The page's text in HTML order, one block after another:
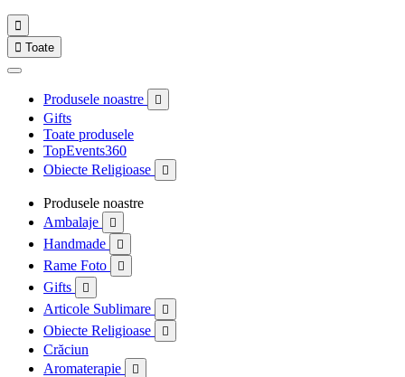

 Toate
Produsele noastre 
Gifts
Toate produsele
TopEvents360
Obiecte Religioase

Produsele noastre
Ambalaje

Handmade 
Rame Foto 
Gifts 
Articole Sublimare 
Obiecte Religioase 
Crăciun
Aromaterapie
